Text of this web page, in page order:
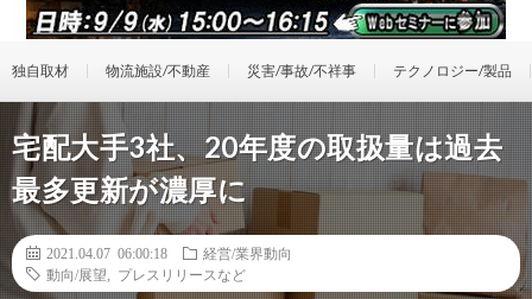
独自取材 物流施設/不動産 災害/事故/不祥事 テクノロジー/製品
宅配大手3社、20年度の取扱量は過去
最多更新が濃厚に
2021.04.07 06:00:18
経営/業界動向
動向/展望
プレスリリースなど